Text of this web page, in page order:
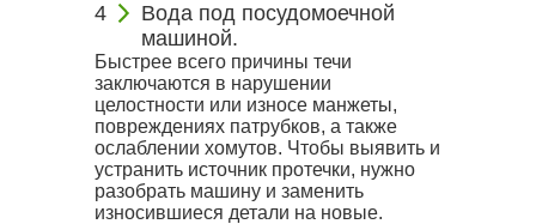
Вода под посудомоечной
машиной.
Быстрее всего причины течи
заключаются в нарушении
целостности или износе манжеты,
повреждениях патрубков, а также
ослаблении хомутов. Чтобы выявить и
устранить источник протечки, нужно
разобрать машину и заменить
износившиеся детали на новые.